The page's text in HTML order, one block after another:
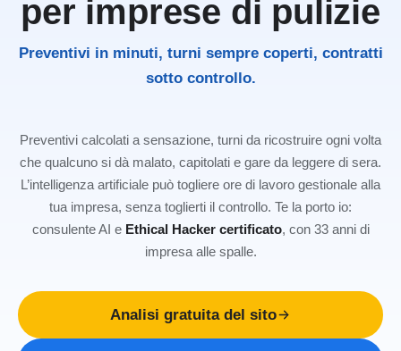
per imprese di pulizie
Preventivi in minuti, turni sempre coperti, contratti
sotto controllo.
Preventivi calcolati a sensazione, turni da ricostruire ogni volta
che qualcuno si dà malato, capitolati e gare da leggere di sera.
L’intelligenza artificiale può togliere ore di lavoro gestionale alla
tua impresa, senza toglierti il controllo. Te la porto io:
consulente AI e Ethical Hacker certificato, con 33 anni di
impresa alle spalle.
Analisi gratuita del sito